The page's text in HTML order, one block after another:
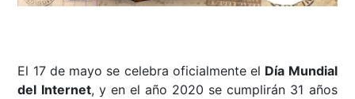
El 17 de mayo se celebra oficialmente el Día Mundial
del Internet, y en el año 2020 se cumplirán 31 años